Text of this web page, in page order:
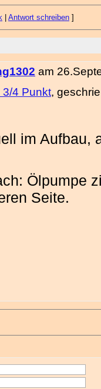
Antwort schreiben ]
am
3/4 Punkt,
im Aufbau,
Ölpumpe
Seite.